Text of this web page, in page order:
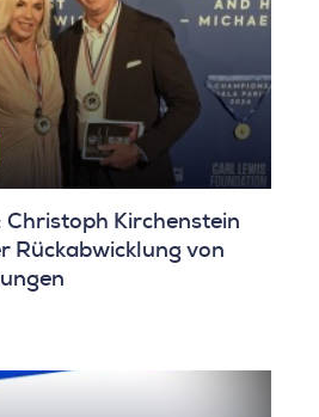
Kirchenstein
Rückabwicklung von